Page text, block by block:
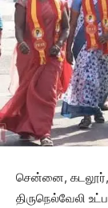
சென்னை,
திருநெல்வேலி